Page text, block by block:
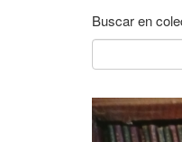
Buscar en